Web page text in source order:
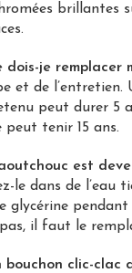
brillantes
je remplacer
et de l’entretien.
peut durer 5
peut tenir 15 ans.
est
le dans de l’eau
glycérine
il faut le
bouchon clic-clac